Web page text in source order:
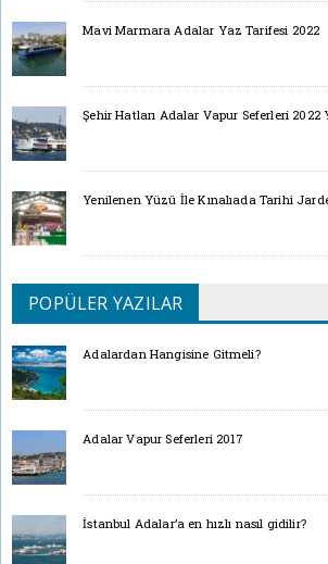
Mavi Marmara Adalar Yaz Tarifesi 2022
Şehir Hatları Adalar Vapur Seferleri 2022
Yenilenen Yüzü İle Kınalıada Tarihi
POPÜLER YAZILAR
Adalardan Hangisine Gitmeli?
Adalar Vapur Seferleri 2017
İstanbul Adalar’a en hızlı nasıl gidilir?